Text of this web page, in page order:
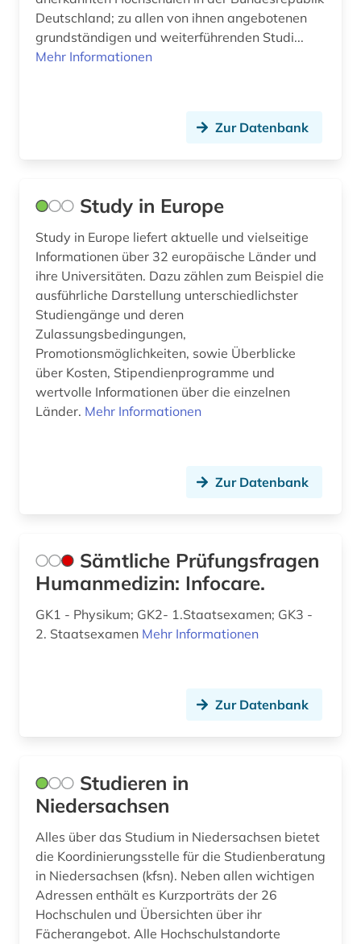
Theologie und Religionswissenschaften (0)
Werkstoffwissenschaften und
Museumswesen (4)
Deutschland; zu allen von ihnen angebotenen
grundständigen und weiterführenden Studi...
Mehr Informationen
Zur Datenbank
Study in Europe
Study in Europe liefert aktuelle und vielseitige
Informationen über 32 europäische Länder und
ihre Universitäten. Dazu zählen zum Beispiel die
ausführliche Darstellung unterschiedlichster
Studiengänge und deren
Zulassungsbedingungen,
Promotionsmöglichkeiten, sowie Überblicke
über Kosten, Stipendienprogramme und
wertvolle Informationen über die einzelnen
Länder. Mehr Informationen
Zur Datenbank
Sämtliche Prüfungsfragen
Humanmedizin: Infocare.
GK1 - Physikum; GK2- 1.Staatsexamen; GK3 -
2. Staatsexamen Mehr Informationen
Zur Datenbank
Studieren in
Niedersachsen
Alles über das Studium in Niedersachsen bietet
die Koordinierungsstelle für die Studienberatung
in Niedersachsen (kfsn). Neben allen wichtigen
Adressen enthält es Kurzporträts der 26
Hochschulen und Übersichten über ihr
Fächerangebot. Alle Hochschulstandorte